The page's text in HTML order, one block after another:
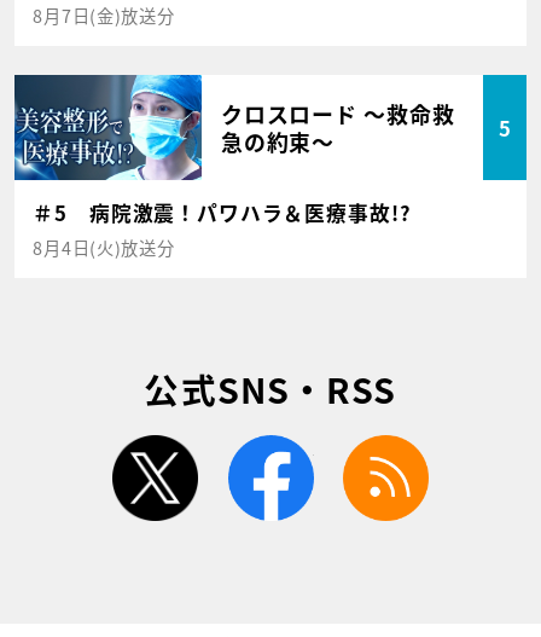
8月7日(金)放送分
クロスロード ～救命救
急の約束～
5
＃5 病院激震！パワハラ＆医療事故!?
8月4日(火)放送分
公式SNS・RSS
twitter facebook